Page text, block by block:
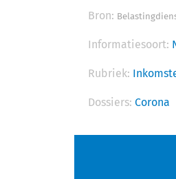
Bron:
Informatiesoort:
Rubriek:
Dossiers: Corona